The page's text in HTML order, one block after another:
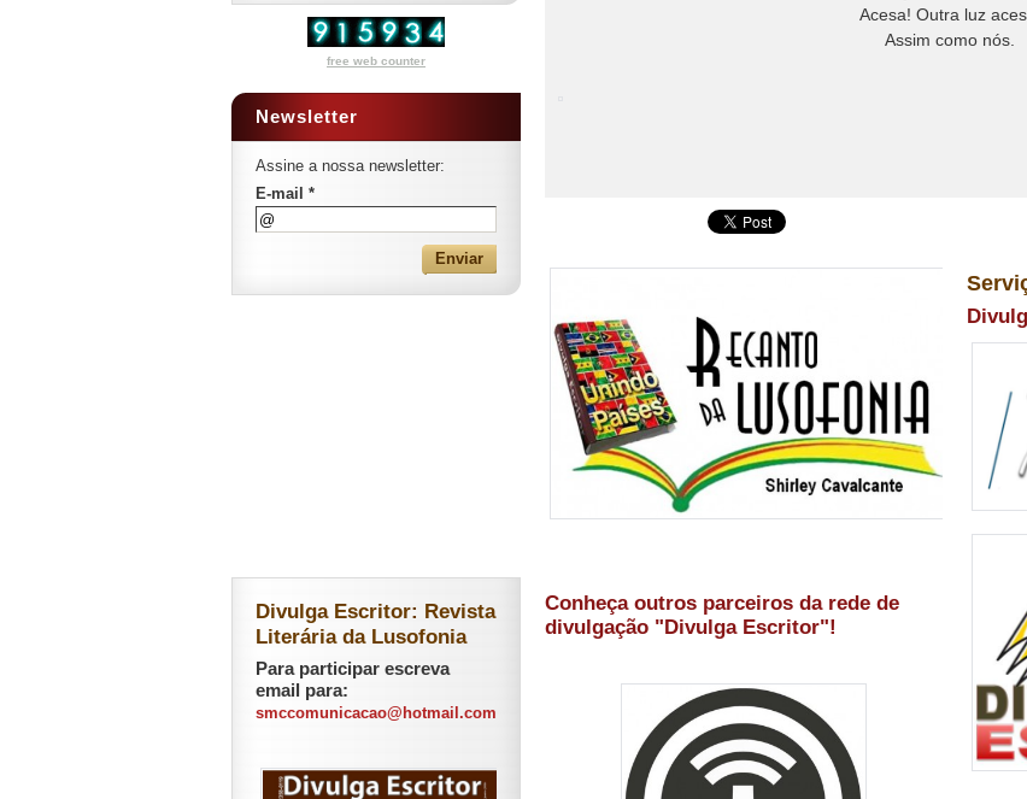
Acesa! Outra luz
Assim como nós.
Conheça outros parceiros da rede de
divulgação "Divulga Escritor"!
free web counter
Newsletter
Assine a nossa newsletter:
E-mail *
Divulga Escritor: Revista
Literária da Lusofonia
Para participar escreva
email para:
smccomunicacao@hotmail.com